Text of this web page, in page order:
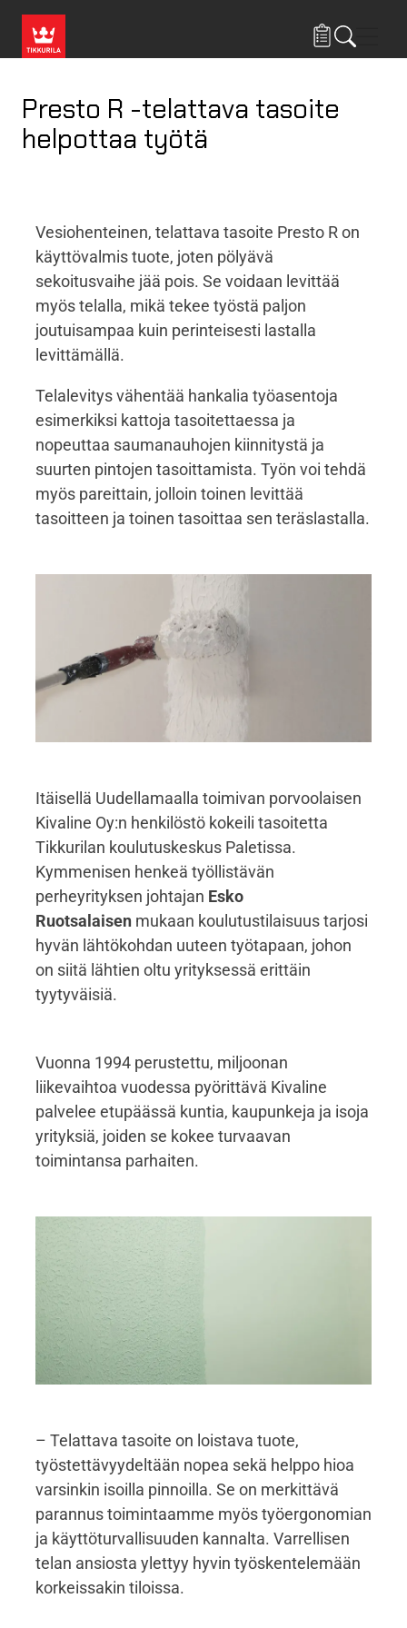
Presto R -telattava tasoite
helpottaa työtä
Vesiohenteinen, telattava tasoite Presto R on
käyttövalmis tuote, joten pölyävä
sekoitusvaihe jää pois. Se voidaan levittää
myös telalla, mikä tekee työstä paljon
joutuisampaa kuin perinteisesti lastalla
levittämällä.
Telalevitys vähentää hankalia työasentoja
esimerkiksi kattoja tasoitettaessa ja
nopeuttaa saumanauhojen kiinnitystä ja
suurten pintojen tasoittamista. Työn voi tehdä
myös pareittain, jolloin toinen levittää
tasoitteen ja toinen tasoittaa sen teräslastalla.
Itäisellä Uudellamaalla toimivan porvoolaisen
Kivaline Oy:n henkilöstö kokeili tasoitetta
Tikkurilan koulutuskeskus Paletissa.
Kymmenisen henkeä työllistävän
perheyrityksen johtajan Esko
Ruotsalaisen mukaan koulutustilaisuus tarjosi
hyvän lähtökohdan uuteen työtapaan, johon
on siitä lähtien oltu yrityksessä erittäin
tyytyväisiä.
Vuonna 1994 perustettu, miljoonan
liikevaihtoa vuodessa pyörittävä Kivaline
palvelee etupäässä kuntia, kaupunkeja ja isoja
yrityksiä, joiden se kokee turvaavan
toimintansa parhaiten.
– Telattava tasoite on loistava tuote,
työstettävyydeltään nopea sekä helppo hioa
varsinkin isoilla pinnoilla. Se on merkittävä
parannus toimintaamme myös työergonomian
ja käyttöturvallisuuden kannalta. Varrellisen
telan ansiosta ylettyy hyvin työskentelemään
korkeissakin tiloissa.